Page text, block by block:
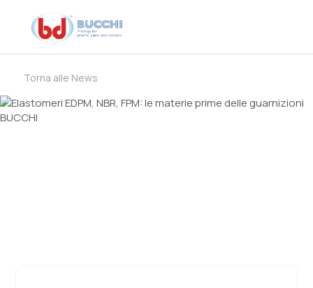
Torna alle News